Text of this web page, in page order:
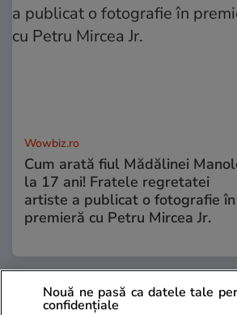
Wowbiz.ro
Cum arată fiul Mădălinei
la 17 ani! Fratele regretatei
artiste a publicat o fotografie în
premieră cu Petru Mircea Jr.
POLITIC
Nouă ne pasă ca datele tale
confidențiale